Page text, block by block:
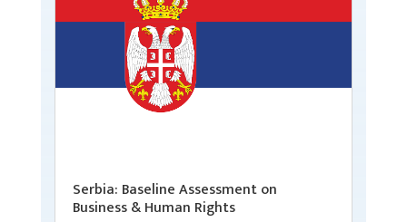
Serbia: Baseline Assessment on
Business & Human Rights